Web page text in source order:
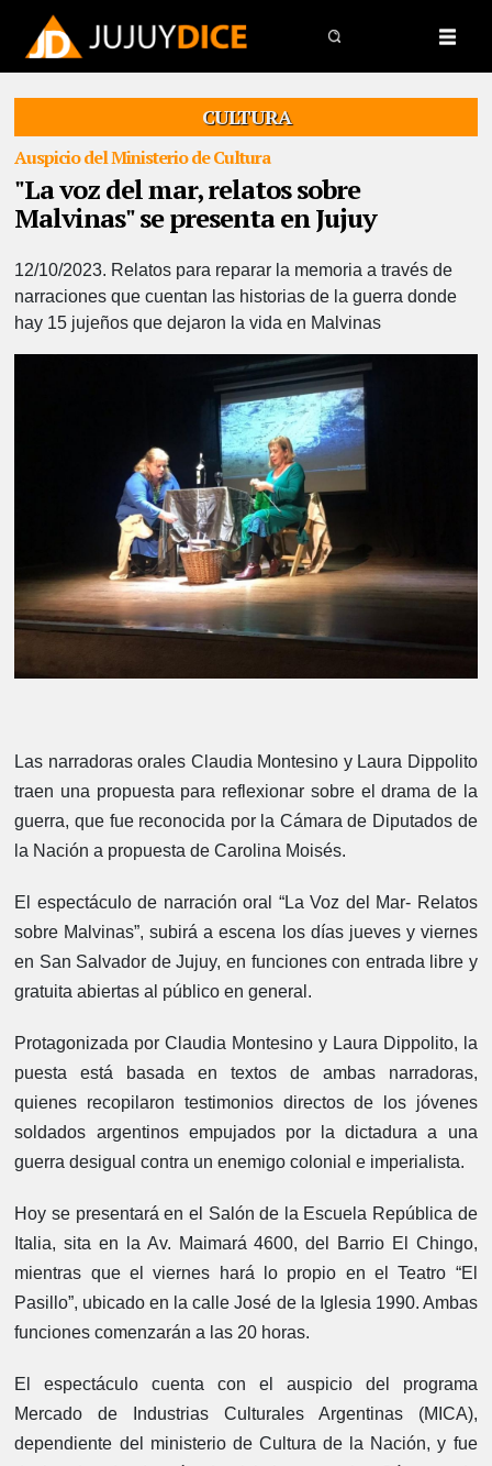
CULTURA
Auspicio del Ministerio de Cultura
"La voz del mar, relatos sobre
Malvinas" se presenta en Jujuy
12/10/2023. Relatos para reparar la memoria a través de
narraciones que cuentan las historias de la guerra donde
hay 15 jujeños que dejaron la vida en Malvinas
Las narradoras orales Claudia Montesino y Laura Dippolito
traen una propuesta para reflexionar sobre el drama de la
guerra, que fue reconocida por la Cámara de Diputados de
la Nación a propuesta de Carolina Moisés.
El espectáculo de narración oral “La Voz del Mar- Relatos
sobre Malvinas”, subirá a escena los días jueves y viernes
en San Salvador de Jujuy, en funciones con entrada libre y
gratuita abiertas al público en general.
Protagonizada por Claudia Montesino y Laura Dippolito, la
puesta está basada en textos de ambas narradoras,
quienes recopilaron testimonios directos de los jóvenes
soldados argentinos empujados por la dictadura a una
guerra desigual contra un enemigo colonial e imperialista.
Hoy se presentará en el Salón de la Escuela República de
Italia, sita en la Av. Maimará 4600, del Barrio El Chingo,
mientras que el viernes hará lo propio en el Teatro “El
Pasillo”, ubicado en la calle José de la Iglesia 1990. Ambas
funciones comenzarán a las 20 horas.
El espectáculo cuenta con el auspicio del programa
Mercado de Industrias Culturales Argentinas (MICA),
dependiente del ministerio de Cultura de la Nación, y fue